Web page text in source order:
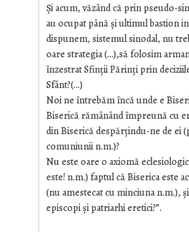
Și acum, văzând că prin pseudo-
au ocupat până și ultimul bastion
dispunem, sistemul sinodal, nu
oare strategia (…),să folosim
înzestrat Sfinții Părinți prin
Sfânt?(…)
Noi ne întrebăm încă unde e
Biserică rămânând împreună cu
din Biserică despărțindu-ne de ei
comuniunii n.m.)?
Nu este oare o axiomă
este! n.m.) faptul că Biserica este
(nu amestecat cu minciuna n.m.),
episcopi și patriarhi eretici?”.